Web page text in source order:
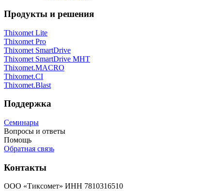
Продукты и решения
Thixomet Lite
Thixomet Pro
Thixomet SmartDrive
Thixomet SmartDrive MHT
Thixomet.MACRO
Thixomet.CI
Thixomet.Blast
Поддержка
Семинары
Вопросы и ответы
Помощь
Обратная связь
Контакты
ООО «Тиксомет» ИНН 7810316510